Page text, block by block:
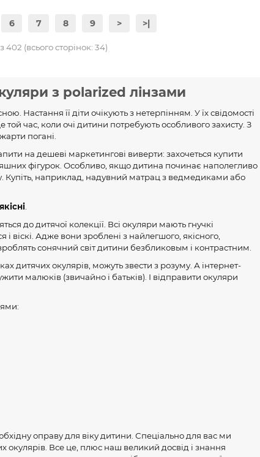
6 7 8 9 > >|
402 (всього сторінок: 34)
з polarized лінзами
Настання її діти очікують з нетерпінням. У їх свідомості
той час, коли очі дитини потребують особливого захисту. З
погані.
на дешеві маркетингові виверти: захочеться купити
фігурок. Особливо, якщо дитина починає наполегливо
Купіть, наприклад, надувний матрац з ведмедиками або
до дитячої колекції. Всі окуляри мають гнучкі
віскі. Адже вони зроблені з найлегшого, якісного,
сонячний світ дитини безбликовым і контрастним.
дитячих окулярів, можуть звести з розуму. А інтернет-
малюків (звичайно і батьків). І відправити окуляри
оправу для віку дитини. Спеціально для вас ми
окулярів. Все це, плюс наш великий досвід і знання